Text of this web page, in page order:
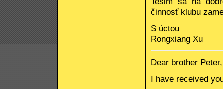
činnosť klubu
S úctou
Rongxiang Xu
Dear brother Peter,
I have received